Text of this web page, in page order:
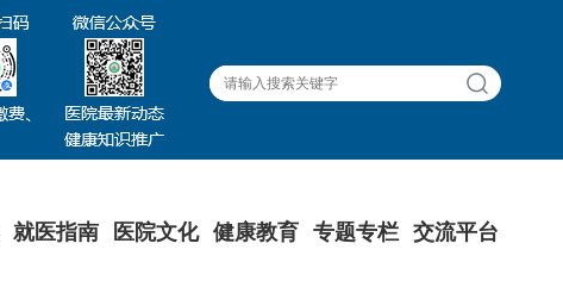
就医指南 医院文化 健康教育 专题专栏 交流平台